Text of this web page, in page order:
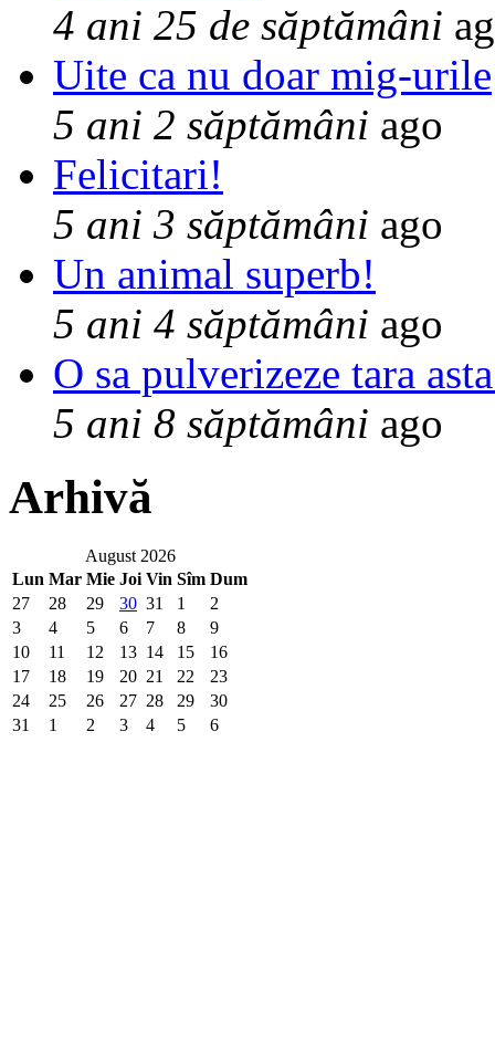
4 ani 25 de săptămâni
Uite ca nu doar mig-urile
5 ani 2 săptămâni ago
Felicitari!
5 ani 3 săptămâni ago
Un animal superb!
5 ani 4 săptămâni ago
O sa pulverizeze tara
5 ani 8 săptămâni ago
Arhivă
August 2026
Lun Mar Mie Joi Vin Sîm Dum
27
28 29 30 31 1
2
3
4 5 6 7 8
9
10
11 12 13 14 15
16
17
18 19 20 21 22
23
24
25 26 27 28 29
30
31
1 2 3 4 5 6